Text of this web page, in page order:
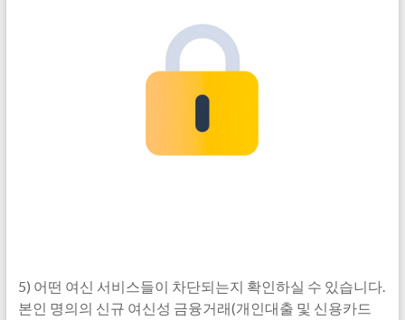
5) 어떤 여신 서비스들이 차단되는지 확인하실 수 있습니다.
본인 명의의 신규 여신성 금융거래(개인대출 및 신용카드